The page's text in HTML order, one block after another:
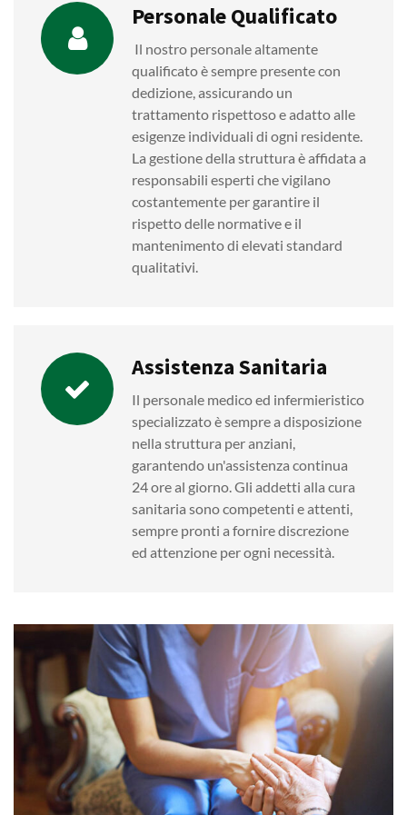
Personale Qualificato
Il nostro personale altamente
qualificato è sempre presente con
dedizione, assicurando un
trattamento rispettoso e adatto alle
esigenze individuali di ogni residente.
La gestione della struttura è affidata a
responsabili esperti che vigilano
costantemente per garantire il
rispetto delle normative e il
mantenimento di elevati standard
qualitativi.
Assistenza Sanitaria
Il personale medico ed infermieristico
specializzato è sempre a disposizione
nella struttura per anziani,
garantendo un'assistenza continua
24 ore al giorno. Gli addetti alla cura
sanitaria sono competenti e attenti,
sempre pronti a fornire discrezione
ed attenzione per ogni necessità.